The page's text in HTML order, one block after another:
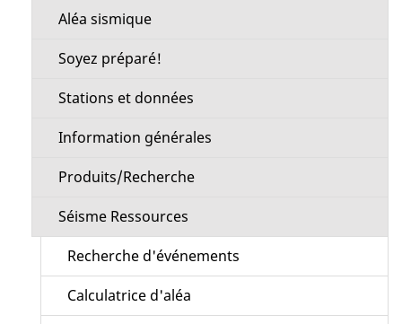
Aléa sismique
Soyez préparé!
Stations et données
Information générales
Produits/Recherche
Séisme Ressources
Recherche d'événements
Calculatrice d'aléa